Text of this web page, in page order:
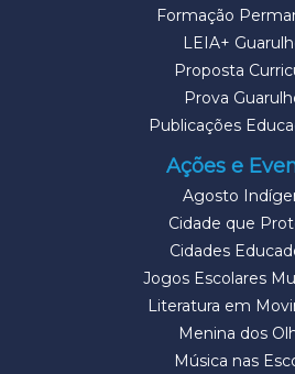
Formação
LEIA+
Proposta
Prova
Publicações
Ações e
Agosto
Cidade que
Cidades
Jogos Escolares
Literatura em
Menina dos
Música nas